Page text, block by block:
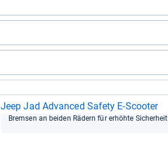
Jeep Jad Advan­ced Safety E-​Scoo­ter
Brem­sen an bei­den Rädern für erhöhte Sicher­heit